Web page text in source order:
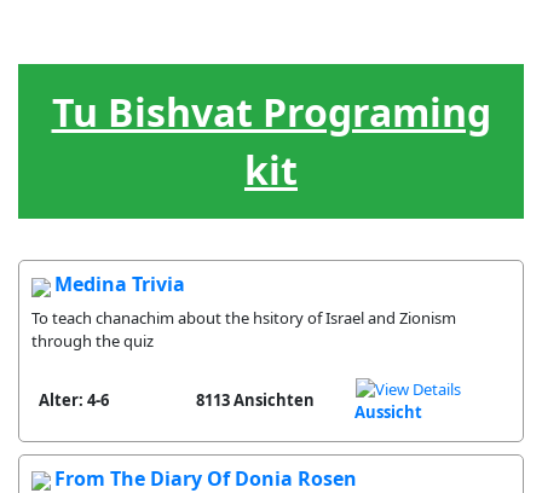
Tu Bishvat Programing
kit
Medina Trivia
To teach chanachim about the hsitory of Israel and Zionism
through the quiz
Alter: 4-6 8113 Ansichten
Aussicht
From The Diary Of Donia Rosen